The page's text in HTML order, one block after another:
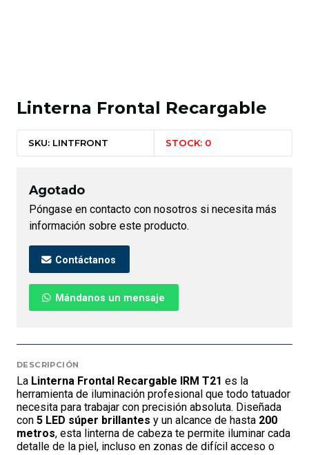
Linterna Frontal Recargable
SKU: LINTFRONT STOCK: 0
Agotado
Póngase en contacto con nosotros si necesita más
información sobre este producto.
Contáctanos
Mándanos un mensaje
DESCRIPCIÓN
La Linterna Frontal Recargable IRM T21 es la
herramienta de iluminación profesional que todo tatuador
necesita para trabajar con precisión absoluta. Diseñada
con 5 LED súper brillantes y un alcance de hasta 200
metros, esta linterna de cabeza te permite iluminar cada
detalle de la piel, incluso en zonas de difícil acceso o